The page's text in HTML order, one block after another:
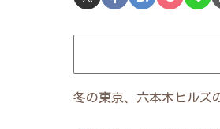
冬の東京、六本木ヒルズ